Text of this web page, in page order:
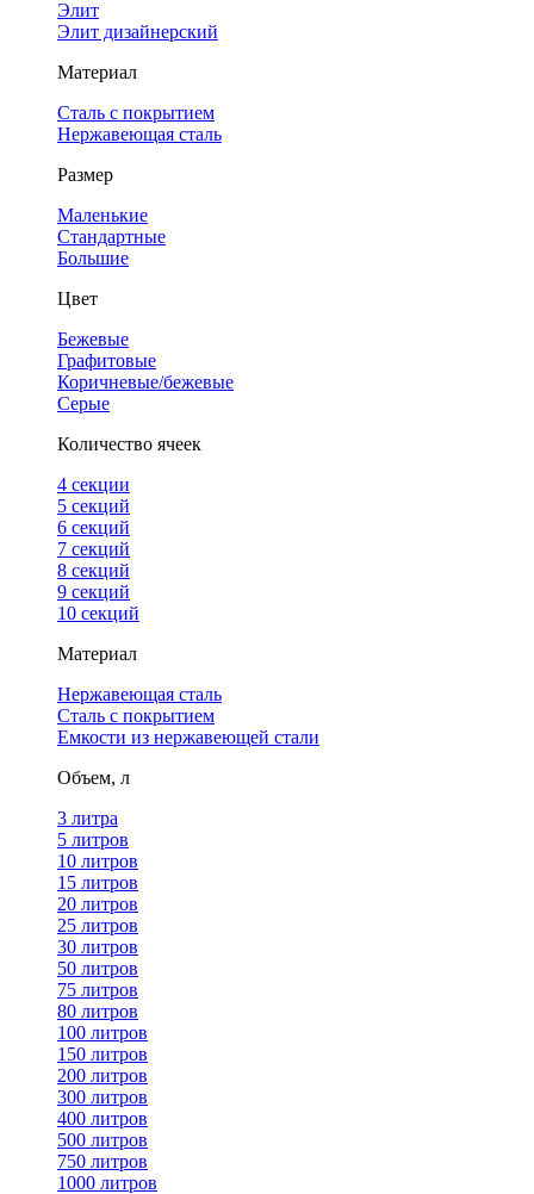
Элит
Элит дизайнерский
Материал
Сталь с покрытием
Нержавеющая сталь
Размер
Маленькие
Стандартные
Большие
Цвет
Бежевые
Графитовые
Коричневые/бежевые
Серые
Количество ячеек
4 cекции
5 секций
6 секций
7 секций
8 секций
9 секций
10 секций
Материал
Нержавеющая сталь
Сталь с покрытием
Емкости из нержавеющей стали
Объем, л
3 литра
5 литров
10 литров
15 литров
20 литров
25 литров
30 литров
50 литров
75 литров
80 литров
100 литров
150 литров
200 литров
300 литров
400 литров
500 литров
750 литров
1000 литров